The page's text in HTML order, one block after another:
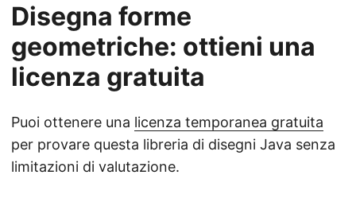
Disegna forme
geometriche: ottieni una
licenza gratuita
Puoi ottenere una licenza temporanea gratuita
per provare questa libreria di disegni Java senza
limitazioni di valutazione.